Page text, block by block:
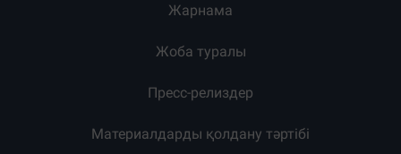
Жарнама
Жоба туралы
Пресс-релиздер
Материалдарды қолдану тәртібі